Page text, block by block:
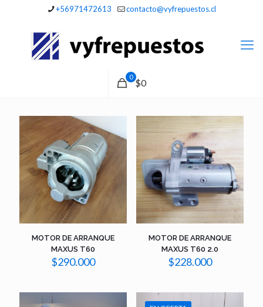
+56971472613 contacto@vyfrepuestos.cl
0
$0
MOTOR DE ARRANQUE
MAXUS T60
$290.000
MOTOR DE ARRANQUE
MAXUS T60 2.0
$228.000